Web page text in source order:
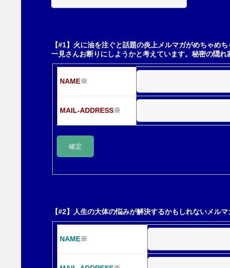
索:
【#1】火に油を注ぐと話題の炎上メルマガがめちゃめ
一見さんお断りにしようかと考えています。秘密の隠れ
NAME※
MAIL-ADDRESS※
【#2】人生の大体の悩みが解決するかもしれないメルマ
NAME※